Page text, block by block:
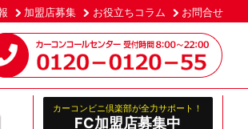
加盟店募集 お役立ちコラム お問合せ
カーコンビニ倶楽部が全力サポート！
FC加盟店募集中